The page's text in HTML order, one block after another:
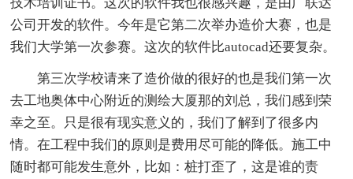
技术培训证书。这次的软件我也很感兴趣，是由广联达
公司开发的软件。今年是它第二次举办造价大赛，也是
我们大学第一次参赛。这次的软件比autocad还要复杂。
第三次学校请来了造价做的很好的也是我们第一次
去工地奥体中心附近的测绘大厦那的刘总，我们感到荣
幸之至。只是很有现实意义的，我们了解到了很多内
情。在工程中我们的原则是费用尽可能的降低。施工中
随时都可能发生意外，比如：桩打歪了，这是谁的责